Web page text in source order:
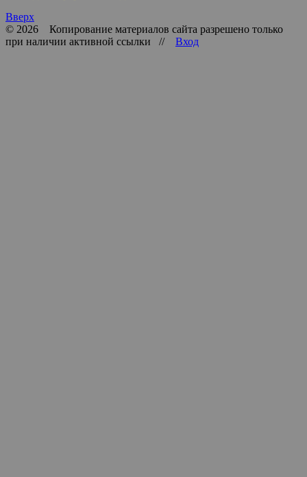
Вверх
© 2026 Копирование материалов сайта разрешено только
при наличии активной ссылки // Вход